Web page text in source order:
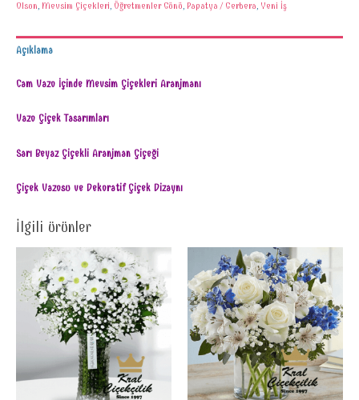
Olsun, Mevsim Çiçekleri, Öğretmenler Günü, Papatya / Gerbera, Yeni İş
Açıklama
Cam Vazo İçinde Mevsim Çiçekleri Aranjmanı
Vazo Çiçek Tasarımları
Sarı Beyaz Çiçekli Aranjman Çiçeği
Çiçek Vazosu ve Dekoratif Çiçek Dizaynı
İlgili ürünler